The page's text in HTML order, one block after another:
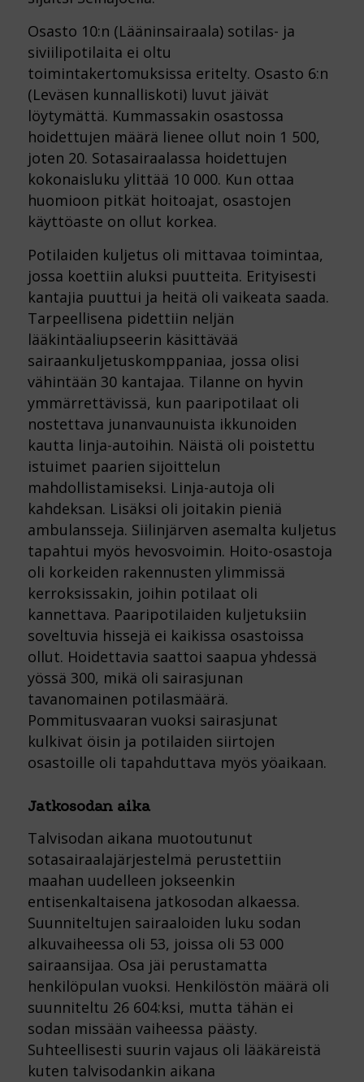
Osasto 10:n (Lääninsairaala) sotilas- ja
siviilipotilaita ei oltu
toimintakertomuksissa eritelty. Osasto 6:n
(Leväsen kunnalliskoti) luvut jäivät
löytymättä. Kummassakin osastossa
hoidettujen määrä lienee ollut noin 1 500,
joten 20. Sotasairaalassa hoidettujen
kokonaisluku ylittää 10 000. Kun ottaa
huomioon pitkät hoitoajat, osastojen
käyttöaste on ollut korkea.
Potilaiden kuljetus oli mittavaa toimintaa,
jossa koettiin aluksi puutteita. Erityisesti
kantajia puuttui ja heitä oli vaikeata saada.
Tarpeellisena pidettiin neljän
lääkintäaliupseerin käsittävää
sairaankuljetuskomppaniaa, jossa olisi
vähintään 30 kantajaa. Tilanne on hyvin
ymmärrettävissä, kun paaripotilaat oli
nostettava junanvaunuista ikkunoiden
kautta linja-autoihin. Näistä oli poistettu
istuimet paarien sijoittelun
mahdollistamiseksi. Linja-autoja oli
kahdeksan. Lisäksi oli joitakin pieniä
ambulansseja. Siilinjärven asemalta kuljetus
tapahtui myös hevosvoimin. Hoito-osastoja
oli korkeiden rakennusten ylimmissä
kerroksissakin, joihin potilaat oli
kannettava. Paaripotilaiden kuljetuksiin
soveltuvia hissejä ei kaikissa osastoissa
ollut. Hoidettavia saattoi saapua yhdessä
yössä 300, mikä oli sairasjunan
tavanomainen potilasmäärä.
Pommitusvaaran vuoksi sairasjunat
kulkivat öisin ja potilaiden siirtojen
osastoille oli tapahduttava myös yöaikaan.
Jatkosodan aika
Talvisodan aikana muotoutunut
sotasairaalajärjestelmä perustettiin
maahan uudelleen jokseenkin
entisenkaltaisena jatkosodan alkaessa.
Suunniteltujen sairaaloiden luku sodan
alkuvaiheessa oli 53, joissa oli 53 000
sairaansijaa. Osa jäi perustamatta
henkilöpulan vuoksi. Henkilöstön määrä oli
suunniteltu 26 604:ksi, mutta tähän ei
sodan missään vaiheessa päästy.
Suhteellisesti suurin vajaus oli lääkäreistä
kuten talvisodankin aikana